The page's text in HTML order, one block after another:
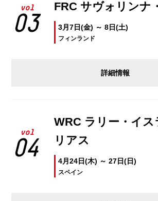
vol
03
FRC サヴォリンナ
3月7日(金) ～ 8日(土)
フィンランド
詳細情報
vol
04
WRC ラリー・イス
リアス
4月24日(木) ～ 27日(日)
スペイン